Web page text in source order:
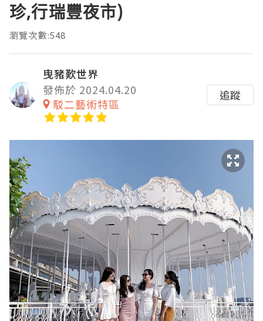
珍,行瑞豐夜市)
瀏覽次數:548
曳豬歎世界
發佈於 2024.04.20
駁二藝術特區
追蹤